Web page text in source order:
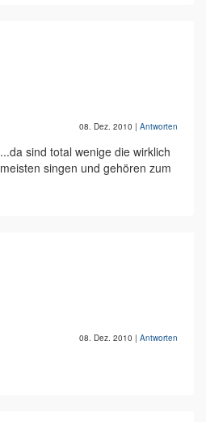
08. Dez. 2010 | Antworten
sind total wenige die wirklich
singen und gehören zum
08. Dez. 2010 | Antworten